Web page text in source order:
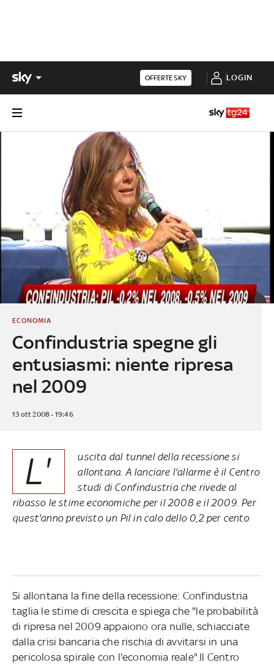
OFFERTE SKY LOGIN
Confindustria spegne gli
entusiasmi: niente ripresa
nel 2009
ECONOMIA
13 ott 2008 - 19:46
L'
uscita dal tunnel della recessione si
allontana. A lanciare l'allarme è il Centro
studi di Confindustria che rivede al
ribasso le stime economiche per il 2008 e il 2009. Per
quest'anno previsto un Pil in calo dello 0,2 per cento
Si allontana la fine della recessione: Confindustria
taglia le stime di crescita e spiega che "le probabilità
di ripresa nel 2009 appaiono ora nulle, schiacciate
dalla crisi bancaria che rischia di avvitarsi in una
pericolosa spirale con l'economia reale".Il Centro